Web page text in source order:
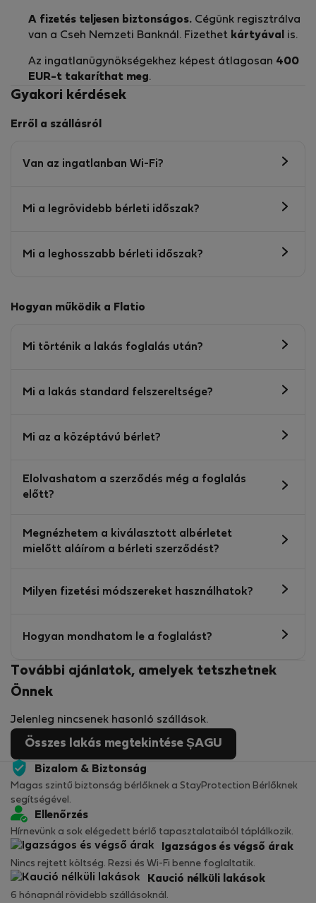
A fizetés teljesen biztonságos. Cégünk regisztrálva
van a Cseh Nemzeti Banknál. Fizethet kártyával is.
Az ingatlanügynökségekhez képest átlagosan 400
EUR-t takaríthat meg.
Gyakori kérdések
Erről a szállásról
Van az ingatlanban Wi-Fi?
Mi a legrövidebb bérleti időszak?
Mi a leghosszabb bérleti időszak?
Hogyan működik a Flatio
Mi történik a lakás foglalás után?
Mi a lakás standard felszereltsége?
Mi az a középtávú bérlet?
Elolvashatom a szerződés még a foglalás
előtt?
Megnézhetem a kiválasztott albérletet
mielőtt aláírom a bérleti szerződést?
Milyen fizetési módszereket használhatok?
Hogyan mondhatom le a foglalást?
További ajánlatok, amelyek tetszhetnek
Önnek
Jelenleg nincsenek hasonló szállások.
Összes lakás megtekintése ȘAGU
Bizalom & Biztonság
Magas szintű biztonság bérlőknek a StayProtection Bérlőknek
segítségével.
Ellenőrzés
Hírnevünk a sok elégedett bérlő tapasztalataiból táplálkozik.
Igazságos és végső árak
Nincs rejtett költség. Rezsi és Wi-Fi benne foglaltatik.
Kaució nélküli lakások
6 hónapnál rövidebb szállásoknál.